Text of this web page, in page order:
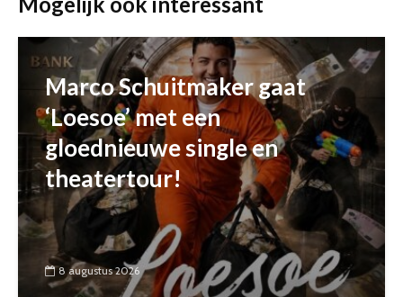
Marco Schuitmaker gaat
‘Loesoe’ met een
gloednieuwe single en
theatertour!
8 augustus 2026